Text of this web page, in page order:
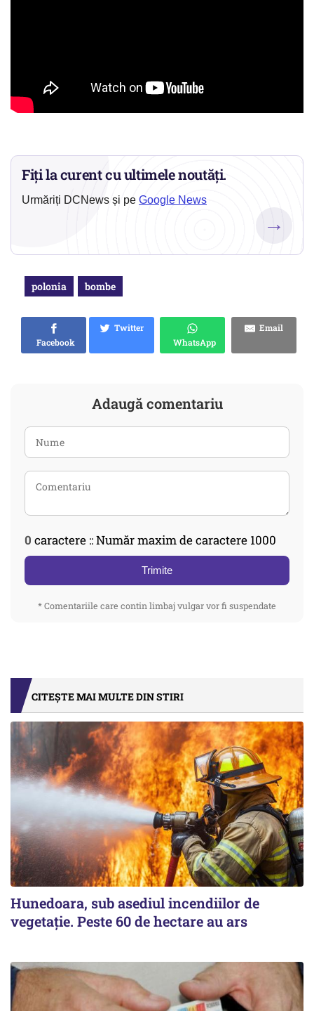
Fiți la curent cu ultimele noutăți.
Urmăriți DCNews și pe Google News
→
polonia bombe
Facebook
Twitter
WhatsApp
Email
Adaugă comentariu
0 caractere :: Număr maxim de caractere 1000
Trimite
* Comentariile care contin limbaj vulgar vor fi suspendate
CITEȘTE MAI MULTE DIN STIRI
Hunedoara, sub asediul incendiilor de
vegetație. Peste 60 de hectare au ars